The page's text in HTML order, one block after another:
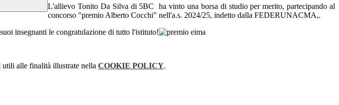
L'allievo Tonito Da Silva di 5BC ha vinto una borsa di studio per merito, partecipando al
concorso "premio Alberto Cocchi" nell'a.s. 2024/25, indetto dalla FEDERUNACMA,.
insegnanti le congratulazione di tutto l'istituto!
utili alle finalità illustrate nella COOKIE POLICY.